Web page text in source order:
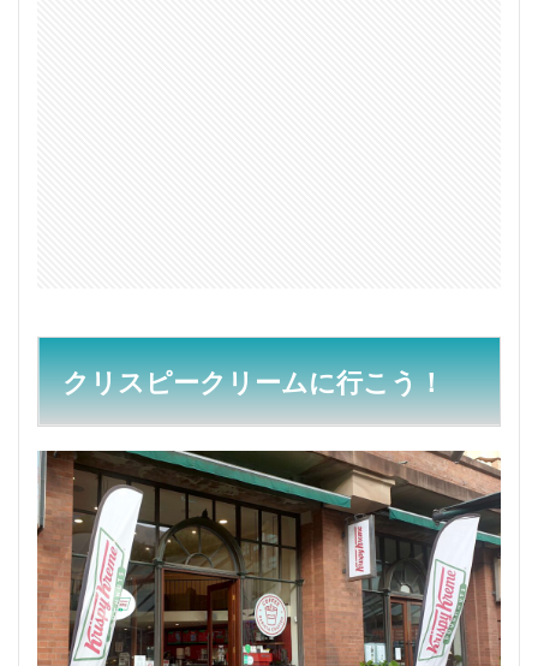
6月
の第
1月
には
無料
ドー
ナツ
配布
3
たく
さん
ドー
クリスピークリームに行こう！